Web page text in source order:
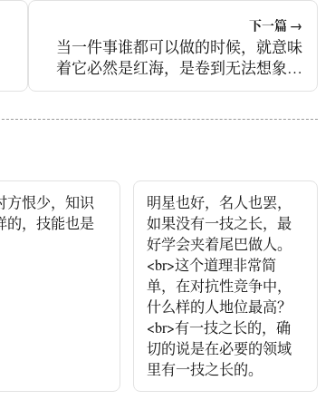
下一篇 →
当一件事谁都可以做的时候，就意味
着它必然是红海，是卷到无法想象的
红海。
方恨少，知识
的，技能也是
明星也好，名人也罢，
如果没有一技之长，最
好学会夹着尾巴做人。
<br>这个道理非常简
单，在对抗性竞争中，
什么样的人地位最高？
<br>有一技之长的，确
切的说是在必要的领域
里有一技之长的。